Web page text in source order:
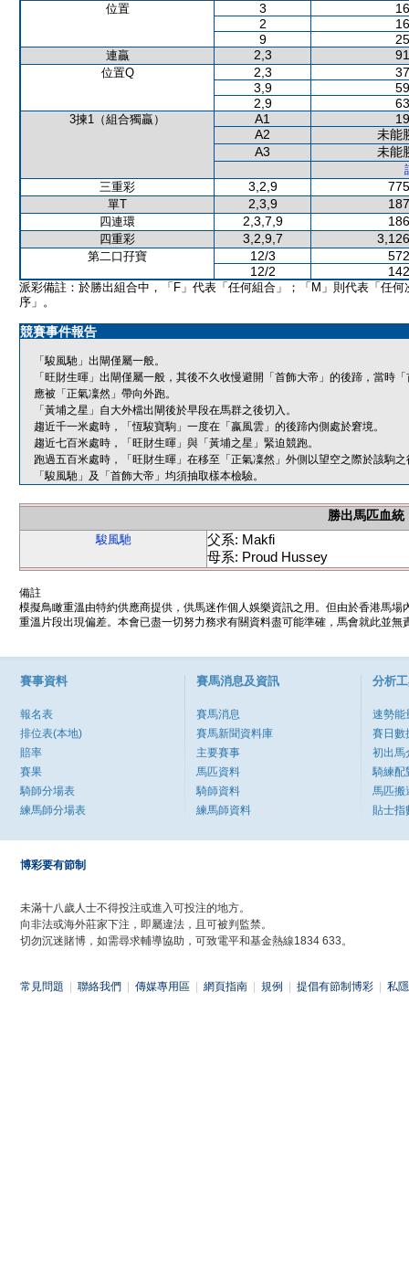
位置 3
2
9
連贏 2,3
位置Q 2,3
3,9
2,9
3揀1（組合獨贏） A1
A2
未能
A3
未能
三重彩
3,2,9
單T 2,3,9
四連環 2,3,7,9
四重彩 3,2,9,7
第二口孖寶 12/3
12/2
派彩備註：於勝出組合中，「F」代表「任何組合」；「M」則代表「任何
序」。
競賽事件報告
「駿風馳」出閘僅屬一般。
「旺財生暉」出閘僅屬一般，其後不久收慢避開「首飾大帝」的後蹄，當時
應被「正氣凜然」帶向外跑。
「黃埔之星」自大外檔出閘後於早段在馬群之後切入。
趨近千一米處時，「恆駿寶駒」一度在「嬴風雲」的後蹄內側處於窘境。
趨近七百米處時，「旺財生暉」與「黃埔之星」緊迫競跑。
跑過五百米處時，「旺財生暉」在移至「正氣凜然」外側以望空之際於該駒
「駿風馳」及「首飾大帝」均須抽取樣本檢驗。
勝出馬匹血統
駿風馳
父系: Makfi
母系: Proud Hussey
備註
模擬鳥瞰重溫由特約供應商提供，供馬迷作個人娛樂資訊之用。但由於香港馬
重溫片段出現偏差。本會已盡一切努力務求有關資料盡可能準確，馬會就此並
賽事資料
報名表
排位表(本地)
賠率
賽果
騎師分場表
練馬師分場表
賽馬消息及資訊
賽馬消息
賽馬新聞資料庫
主要賽事
馬匹資料
騎師資料
練馬師資料
分析
速勢能
賽日數
初出馬
騎練配
馬匹搬
貼士指
博彩要有節制
未滿十八歲人士不得投注或進入可投注的地方。
向非法或海外莊家下注，即屬違法，且可被判監禁。
切勿沉迷賭博，如需尋求輔導協助，可致電平和基金熱線1834 633。
常見問題 聯絡我們 傳媒專用區 網頁指南 規例 提倡有節制博彩 私